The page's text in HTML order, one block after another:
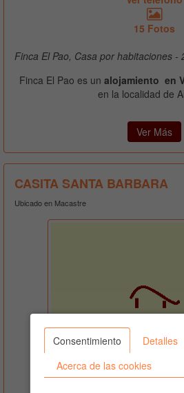
15 Fotos
Finca El Pao, Casa por habitaciones -
Finca El Pao es un alojamiento en
en la localidad de
Ver Más
CASITA SANTA BARBARA
Ubicado en Macastre
Consentimiento
Detalles
Acerca de las cookies